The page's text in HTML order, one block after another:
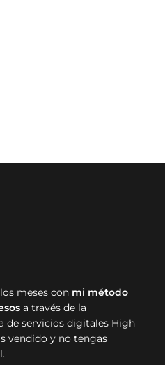
meses con mi método
a través de la
de servicios digitales High
vendido y no tengas